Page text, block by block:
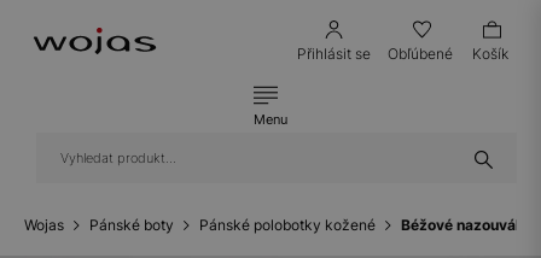
Přihlásit se Obľúbené Košík
Menu
Wojas Pánské boty Pánské polobotky kožené Béžové nazouváky